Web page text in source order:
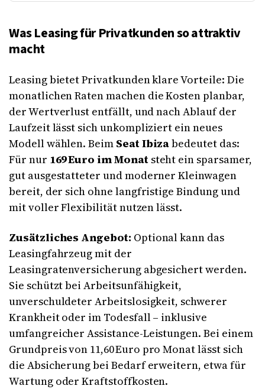
Was Leasing für Privatkunden so attraktiv
macht
Leasing bietet Privatkunden klare Vorteile: Die
monatlichen Raten machen die Kosten planbar,
der Wertverlust entfällt, und nach Ablauf der
Laufzeit lässt sich unkompliziert ein neues
Modell wählen. Beim Seat Ibizabedeutet das:
Für nur 169 Euro im Monatsteht ein sparsamer,
gut ausgestatteter und moderner Kleinwagen
bereit, der sich ohne langfristige Bindung und
mit voller Flexibilität nutzen lässt.
Zusätzliches Angebot: Optional kann das
Leasingfahrzeug mit der
Leasingratenversicherung abgesichert werden.
Sie schützt bei Arbeitsunfähigkeit,
unverschuldeter Arbeitslosigkeit, schwerer
Krankheit oder im Todesfall – inklusive
umfangreicher Assistance-Leistungen. Bei einem
Grundpreis von 11,60 Euro pro Monat lässt sich
die Absicherung bei Bedarf erweitern, etwa für
Wartung oder Kraftstoffkosten.